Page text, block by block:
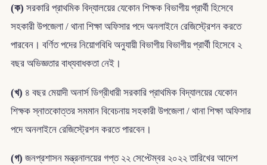
(ক) সরকারি প্রাথমিক বিদ্যালয়ের যেকোন শিক্ষক বিভাগীয় প্রার্থী হিসেবে
সহকারী উপজেলা / থানা শিক্ষা অফিসার পদে অনলাইনে রেজিস্ট্রেশন করতে
পারবেন। বর্ণিত পদের নিয়োগবিধি অনুযায়ী বিভাগীয় বিভাগীয় প্রার্থী হিসেবে ২
বছর অভিজ্ঞতার বাধ্যবাধকতা নেই।
(খ) ৪ বছর মেয়াদী অনার্স ডিগ্রীধারী সরকারি প্রাথমিক বিদ্যালয়ের যেকোন
শিক্ষক স্নাতকোত্তর সমমান বিবেচনায় সহকারী উপজেলা / থানা শিক্ষা অফিসার
পদে অনলাইনে রেজিস্ট্রেশন করতে পারবেন।
(গ) জনপ্রশাসন মন্ত্রনালয়ের গপ্ত ২২ সেপ্টেম্বর ২০২২ তারিখের আদেশ